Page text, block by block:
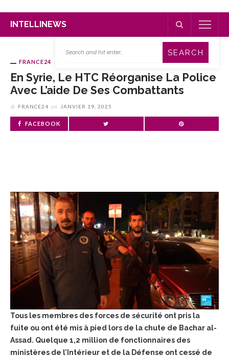
INTELLINEWS
FRANCE24
En Syrie, Le HTC Réorganise La Police
Avec L’aide De Ses Combattants
FRANCE24 on JANVIER 19, 2025
FACEBOOK
Tous les membres des forces de sécurité ont pris la
fuite ou ont été mis à pied lors de la chute de Bachar al-
Assad. Quelque 1,2 million de fonctionnaires des
ministères de l’Intérieur et de la Défense ont cessé de